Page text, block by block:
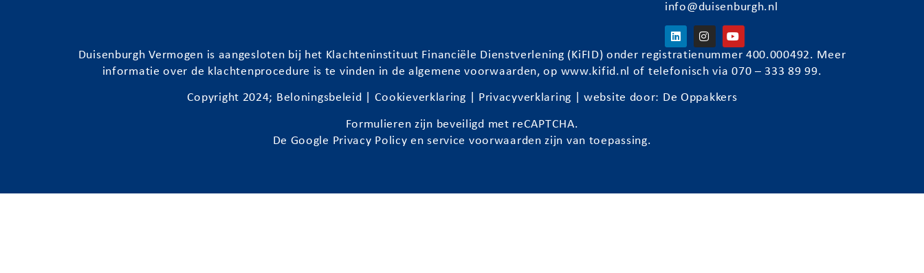
info@duisenburgh.nl
Duisenburgh Vermogen is aangesloten bij het Klachteninstituut Financiële Dienstverlening (KiFID) onder registratienummer 400.000492. Meer
informatie over de klachtenprocedure is te vinden in de algemene voorwaarden, op www.kifid.nl of telefonisch via 070 – 333 89 99.
Copyright 2024; Beloningsbeleid Cookieverklaring Privacyverklaring | website door: De Oppakkers
Formulieren zijn beveiligd met reCAPTCHA.
De Google Privacy Policy enservice voorwaarden zijn van toepassing.